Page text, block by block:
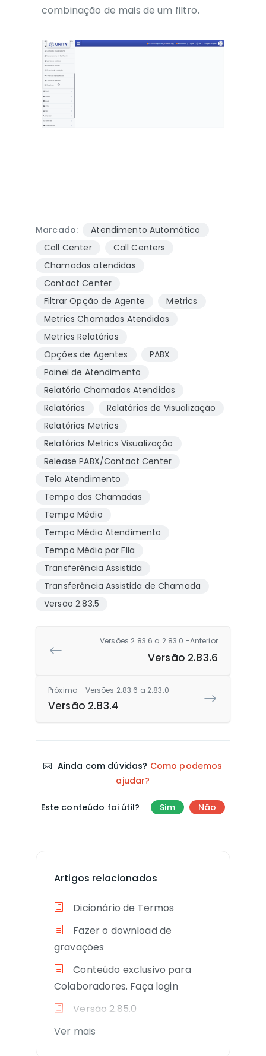
combinação de mais de um filtro.
Marcado:
Atendimento Automático
Call Center
Call Centers
Chamadas atendidas
Contact Center
Filtrar Opção de Agente
Metrics
Metrics Chamadas Atendidas
Metrics Relatórios
Opções de Agentes
PABX
Painel de Atendimento
Relatório Chamadas Atendidas
Relatórios
Relatórios de Visualização
Relatórios Metrics
Relatórios Metrics Visualização
Release PABX/Contact Center
Tela Atendimento
Tempo das Chamadas
Tempo Médio
Tempo Médio Atendimento
Tempo Médio por FIla
Transferência Assistida
Transferência Assistida de Chamada
Versão 2.83.5
Versões 2.83.6 a 2.83.0 -Anterior
Versão 2.83.6
Próximo - Versões 2.83.6 a 2.83.0
Versão 2.83.4
Ainda com dúvidas? Como podemos
ajudar?
Este conteúdo foi útil? Sim Não
Artigos relacionados
Dicionário de Termos
Fazer o download de
gravações
Conteúdo exclusivo para
Colaboradores. Faça login
Versão 2.85.0
Ver mais